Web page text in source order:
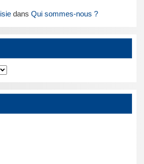
dans Qui sommes-nous ?